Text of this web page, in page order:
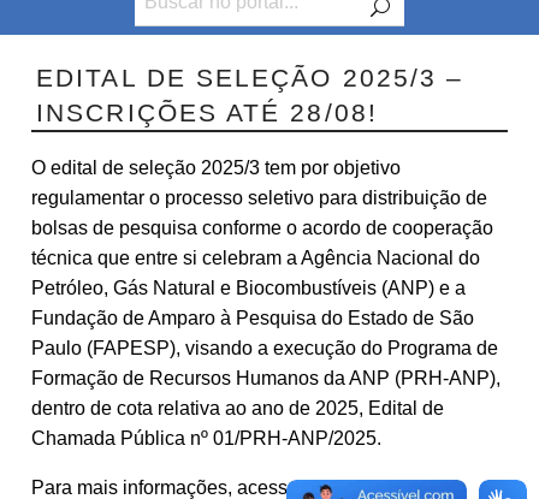
Canais
EDITAL DE SELEÇÃO 2025/3 –
INSCRIÇÕES ATÉ 28/08!
O edital de seleção 2025/3 tem por objetivo
regulamentar o processo seletivo para distribuição de
bolsas de pesquisa conforme o acordo de cooperação
técnica que entre si celebram a Agência Nacional do
Petróleo, Gás Natural e Biocombustíveis (ANP) e a
Fundação de Amparo à Pesquisa do Estado de São
Paulo (FAPESP), visando a execução do Programa de
Formação de Recursos Humanos da ANP (PRH-ANP),
dentro de cota relativa ao ano de 2025, Edital de
Chamada Pública nº 01/PRH-ANP/2025.
Para mais informações, acesse: